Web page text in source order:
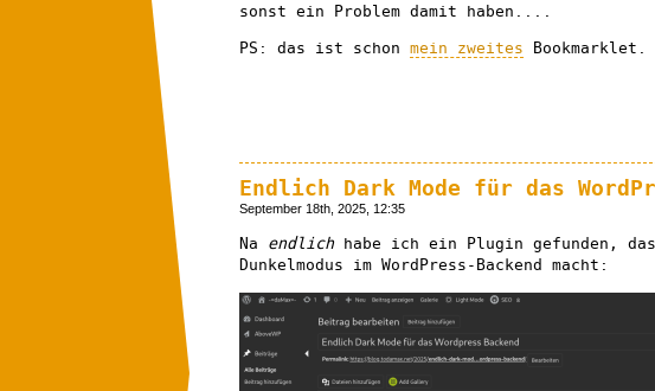
sonst ein Problem damit haben....
PS: das ist schon mein zweites Bookmarklet.
Endlich Dark Mode für das
September 18th, 2025, 12:35
Na endlichhabe ich ein Plugin gefunden, das
Dunkelmodus im WordPress-Backend macht: